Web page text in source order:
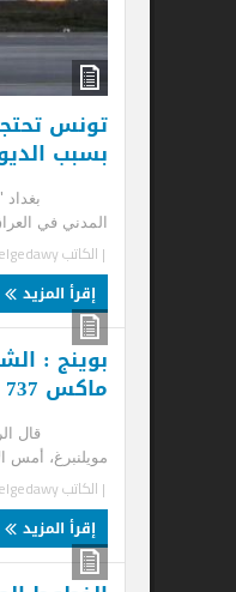
تونس تحتجز
بسبب الديون
بغداد "المسلة
المدني في العراق ا ...
Ashraf elgedawy
بوينج : الشركة
قال الرئيس التنفيذي
مويلنبرغ، أمس الأ ...
Ashraf elgedawy